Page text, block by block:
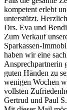
kompetent erlebt
unterstützt.
Drs. Eva und
Zum Verkauf
Sparkassen-
haben wir eine
Ansprechpartnerin
guten Händen zu
wenigen Wochen
vollsten
Gertrud und Paul S.